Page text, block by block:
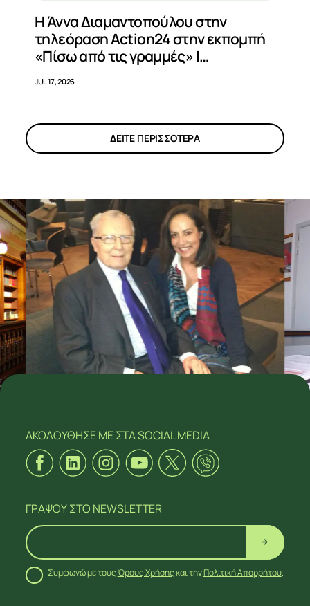
ΑΚΟΛΟΥΘΗΣΕ ΜΕΣΤΑ SOCIAL MEDIA
Η Άννα Διαμαντοπούλου στην
τηλεόραση Action24 στην εκπομπή
«Πίσω από τις γραμμές» |
JUL 17, 2026
ΔΕΙΤΕ ΠΕΡΙΣΣΟΤΕΡΑ
ΑΚΟΛΟΥΘΗΣΕ ΜΕΣΤΑ SOCIAL MEDIA
ΓΡΑΨΟΥΣΤΟ NEWSLETTER
Συμφωνώ με τουςΌρους Χρήσηςκαι τηνΠολιτική Απορρήτου.